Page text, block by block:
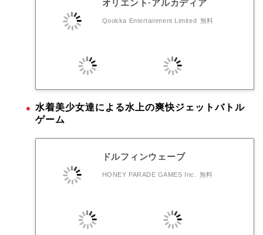
オリエント·アルカディア
Qookka Entertainment Limited 無料
水着美少女達による水上の爽快ジェットバトル
ゲーム
ドルフィンウェーブ
HONEY PARADE GAMES Inc. 無料